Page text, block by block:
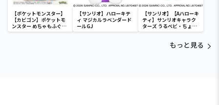
【ポケットモンスター】
【カビゴン】ポケットモ
ンスター めちゃもふぐっ
と ほっこりいやされぬい
【サンリオ】ハローキテ
ィ マジカルラベンダード
ールGJ
【サンリオ】【Aハローキ
ティ】サンリオキャラク
ターズ うるベビ・ちょい
デカドール
もっと見る